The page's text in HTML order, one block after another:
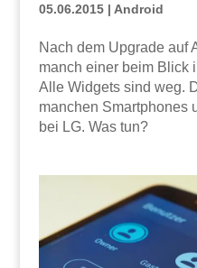
05.06.2015| Android
Nach dem Upgrade auf
manch einer beim Blick
Alle Widgets sind weg.
manchen Smartphones
bei LG. Was tun?